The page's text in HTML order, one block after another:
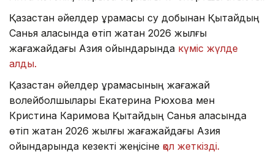
Қазақстан әйелдер құрамасы су добынан Қытайдың
Санья қаласында өтіп жатқан 2026 жылғы
жағажайдағы Азия ойындарында күміс жүлде
алды.
Қазақстан әйелдер құрамасының жағажай
волейболшылары Екатерина Рюхова мен
Кристина Каримова Қытайдың Санья қаласында
өтіп жатқан 2026 жылғы жағажайдағы Азия
ойындарында кезекті жеңісіне қол жеткізді.